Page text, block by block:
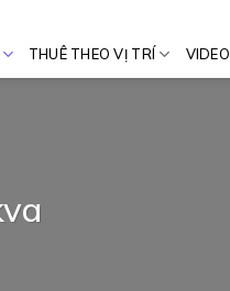
THUÊ THEO VỊ TRÍ VIDEO